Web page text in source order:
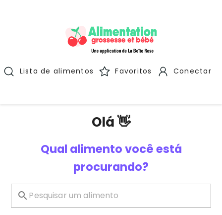
Lista de alimentos Favoritos Conectar
Olá 👋
Qual alimento você está
procurando?